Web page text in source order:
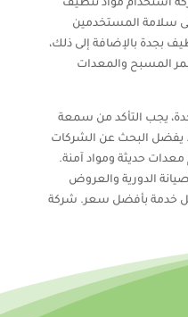
استخدام مواد تنظيف
سلامة المستخدمين
بجدة بالإضافة إلى ذلك،
المسبح والمعدات
يجب التأكد من سمعة
يفضل البحث عن الشركات
حديثة ومواد آمنة.
الدورية والعروض
خدمة بأفضل سعر. شركة